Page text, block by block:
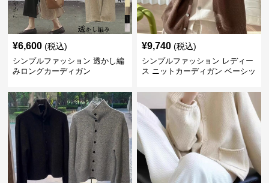
¥6,600 (税込)
シンプルファッション 透かし編
みロングカーディガン
¥9,740 (税込)
シンプルファッション レディー
ス ニットカーディガン ベーシッ